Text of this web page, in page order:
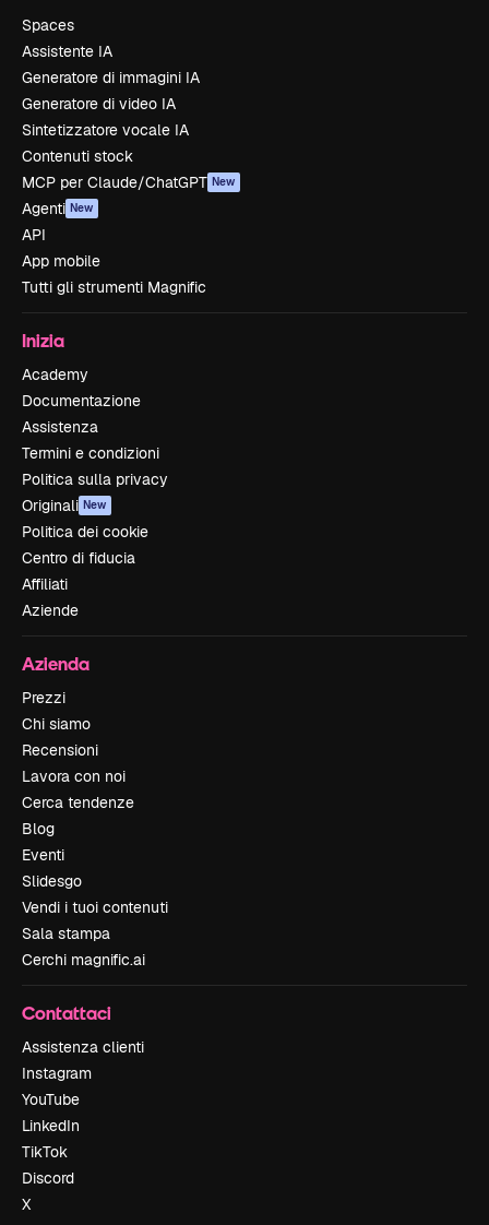
Spaces
Assistente IA
Generatore di immagini IA
Generatore di video IA
Sintetizzatore vocale IA
Contenuti stock
MCP per Claude/ChatGPT New
Agenti New
API
App mobile
Tutti gli strumenti Magnific
Inizia
Academy
Documentazione
Assistenza
Termini e condizioni
Politica sulla privacy
Originali New
Politica dei cookie
Centro di fiducia
Affiliati
Aziende
Azienda
Prezzi
Chi siamo
Recensioni
Lavora con noi
Cerca tendenze
Blog
Eventi
Slidesgo
Vendi i tuoi contenuti
Sala stampa
Cerchi magnific.ai
Contattaci
Assistenza clienti
Instagram
YouTube
LinkedIn
TikTok
Discord
X